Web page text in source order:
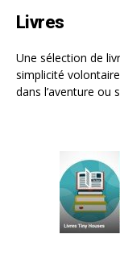
Livres
Une sélection de
simplicité
dans l’aventure ou